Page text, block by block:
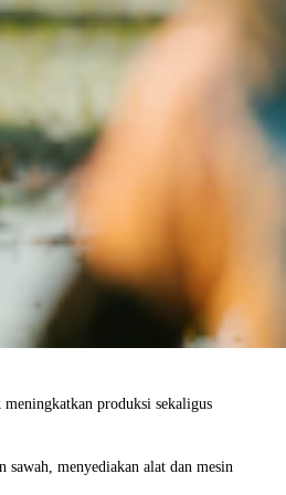
produksi sekaligus
menyediakan alat dan mesin